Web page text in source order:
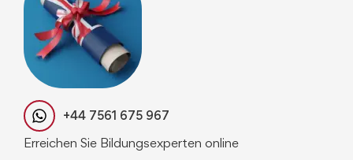
+44 7561 675 967
Erreichen Sie Bildungsexperten online